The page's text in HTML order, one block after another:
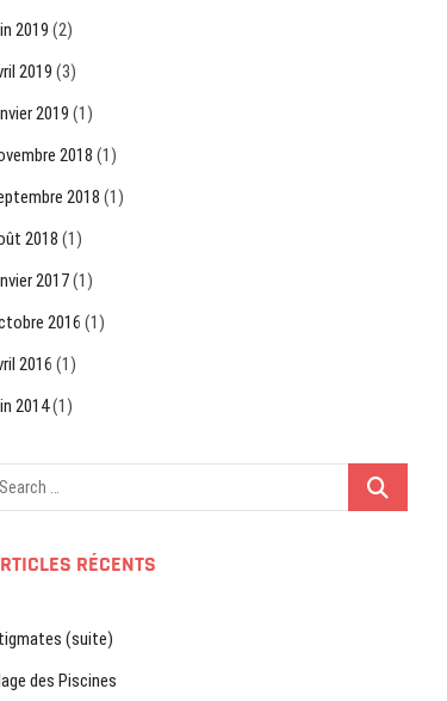
2019 (2)
2019 (3)
2019 (1)
2018 (1)
2018 (1)
2018 (1)
2017(1)
2016 (1)
2016 (1)
2014(1)
Search
RÉCENTS
(suite)
des Piscines